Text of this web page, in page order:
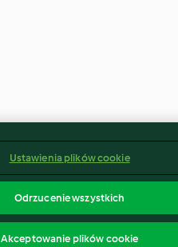
Ustawienia plików cookie
Odrzucenie wszystkich
Akceptowanie plików cookie